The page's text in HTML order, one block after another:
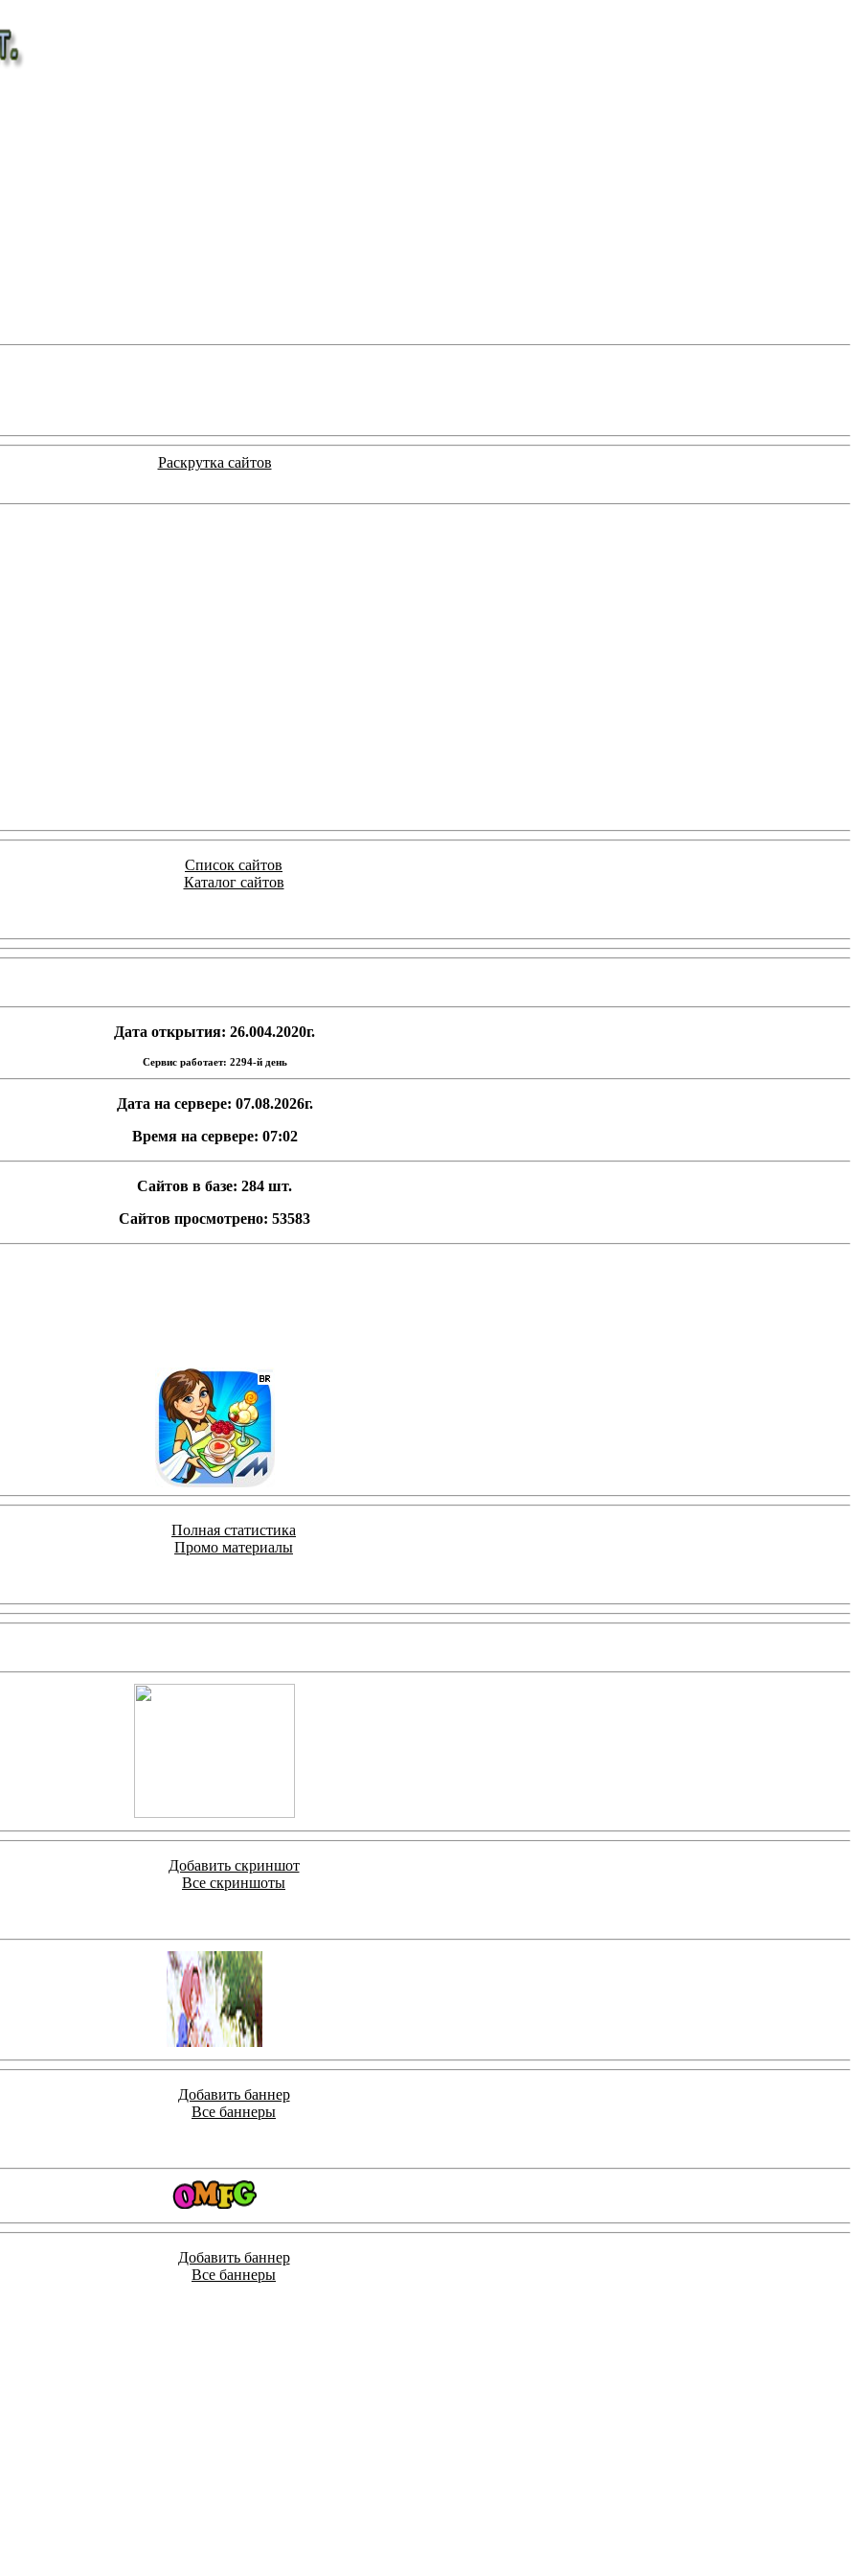
Раскрутка сайтов
Список сайтов
Каталог сайтов
Дата открытия: 26.004.2020г.
Сервис работает: 2294-й день
Дата на сервере: 07.08.2026г.
Время на сервере: 07:02
Сайтов в базе: 284 шт.
Сайтов просмотрено: 53583
Полная статистика
Промо материалы
Добавить скриншот
Все скриншоты
Добавить баннер
Все баннеры
Добавить баннер
Все баннеры